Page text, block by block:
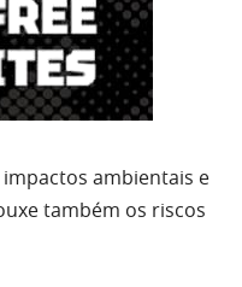
ambientais e
também os riscos